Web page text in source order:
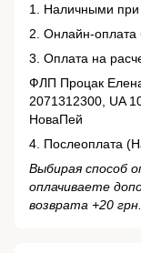
1. Наличными при
2. Онлайн-оплата
3. Оплата на
ФЛП Процак
2071312300, UA
НоваПей
4. Послеоплата
Выбирая способ
оплачиваете
возврата +20